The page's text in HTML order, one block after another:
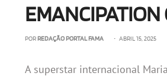
EMANCIPATION
POR REDAÇÃO PORTAL FAMA • ABRIL 15, 2025
A superstar internacional